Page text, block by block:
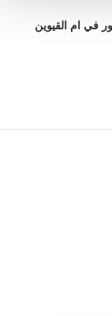
في ام القيوين